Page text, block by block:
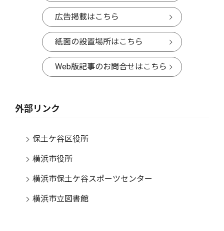
広告掲載はこちら
紙面の設置場所はこちら
Web版記事のお問合せはこちら
外部リンク
保土ケ谷区役所
横浜市役所
横浜市保土ケ谷スポーツセンター
横浜市立図書館